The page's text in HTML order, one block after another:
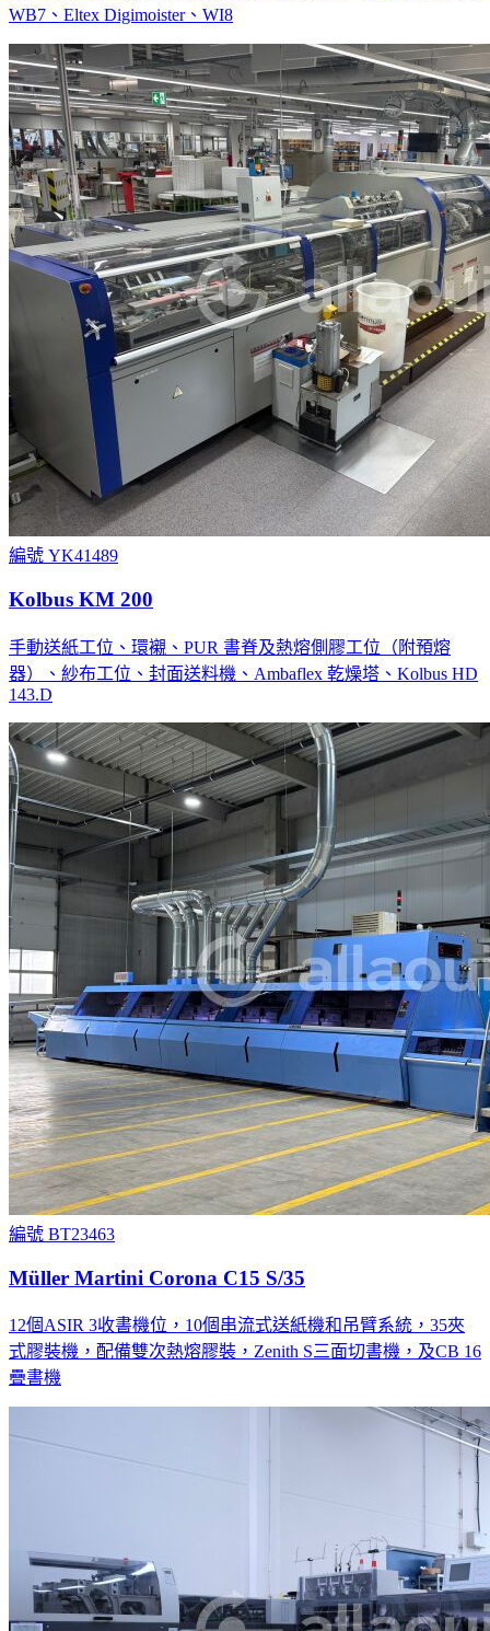
WB7、Eltex Digimoister、WI8
編號 YK41489
Kolbus KM 200
手動送紙工位、環襯、PUR 書脊及熱熔側膠工位（附預熔
器）、紗布工位、封面送料機、Ambaflex 乾燥塔、Kolbus HD
143.D
編號 BT23463
Müller Martini Corona C15 S/35
12個ASIR 3收書機位，10個串流式送紙機和吊臂系統，35夾
式膠裝機，配備雙次熱熔膠裝，Zenith S三面切書機，及CB 16
疊書機